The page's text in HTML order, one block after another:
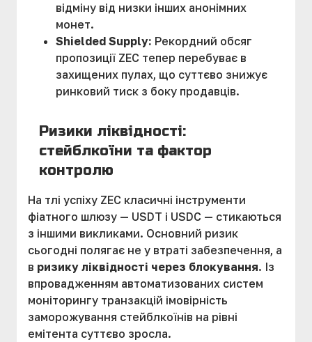
відміну від низки інших анонімних
монет.
Shielded Supply: Рекордний обсяг
пропозиції ZEC тепер перебуває в
захищених пулах, що суттєво знижує
ринковий тиск з боку продавців.
Ризики ліквідності:
стейблкоїни та фактор
контролю
На тлі успіху ZEC класичні інструменти
фіатного шлюзу — USDT і USDC — стикаються
з іншими викликами. Основний ризик
сьогодні полягає не у втраті забезпечення, а
в ризику ліквідності через блокування. Із
впровадженням автоматизованих систем
моніторингу транзакцій імовірність
заморожування стейблкоїнів на рівні
емітента суттєво зросла.